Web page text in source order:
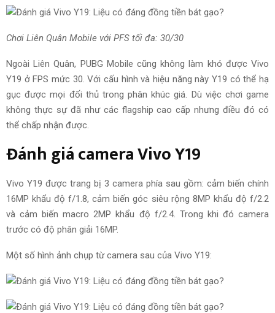
Chơi Liên Quân Mobile với PFS tối đa: 30/30
Ngoài Liên Quân, PUBG Mobile cũng không làm khó được Vivo
Y19 ở FPS mức 30. Với cấu hình và hiệu năng này Y19 có thể hạ
gục được mọi đối thủ trong phân khúc giá. Dù việc chơi game
không thực sự đã như các flagship cao cấp nhưng điều đó có
thể chấp nhận được.
Đánh giá camera Vivo Y19
Vivo Y19 được trang bị 3 camera phía sau gồm: cảm biến chính
16MP khẩu độ f/1.8, cảm biến góc siêu rộng 8MP khẩu độ f/2.2
và cảm biến macro 2MP khẩu độ f/2.4. Trong khi đó camera
trước có độ phân giải 16MP.
Một số hình ảnh chụp từ camera sau của Vivo Y19: